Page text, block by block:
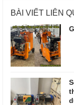
BÀI VIẾT LIÊN